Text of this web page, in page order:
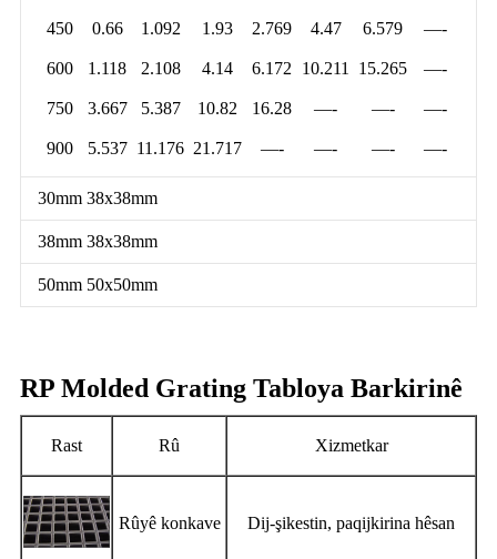
450 0.66 1.092 1.93 2.769 4.47 6.579 —-
600 1.118 2.108 4.14 6.172 10.211 15.265 —-
750 3.667 5.387 10.82 16.28 —- —- —-
900 5.537 11.176 21.717 —- —- —- —-
30mm 38x38mm
38mm 38x38mm
50mm 50x50mm
RP Molded Grating Tabloya Barkirinê
Rast Rû Xizmetkar
Rûyê konkave Dij-şikestin, paqijkirina hêsan